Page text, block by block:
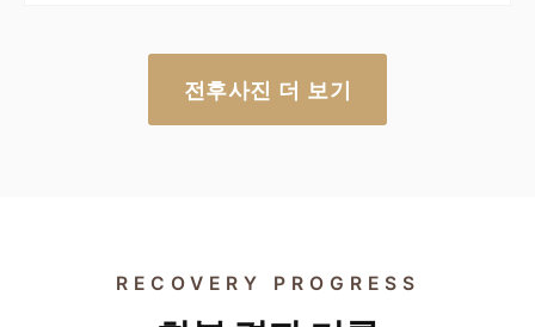
전후사진 더 보기
RECOVERY PROGRESS